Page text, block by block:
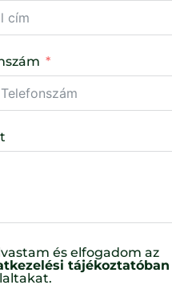
és elfogadom az
tájékoztatóban